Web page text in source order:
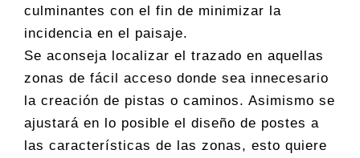
culminantes con el fin de minimizar la
incidencia en el paisaje.
Se aconseja localizar el trazado en aquellas
zonas de fácil acceso donde sea innecesario
la creación de pistas o caminos. Asimismo se
ajustará en lo posible el diseño de postes a
las características de las zonas, esto quiere